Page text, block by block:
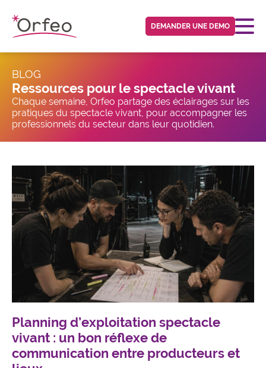
DEMANDER UNE DEMO
BLOG
Ressources pour le spectacle vivant
Chaque semaine, Orfeo partage des éclairages sur les
pratiques du spectacle vivant, pour accompagner les
professionnels du secteur dans leur quotidien.
Planning d’exploitation spectacle
vivant : un bon réflexe de
communication entre producteurs et